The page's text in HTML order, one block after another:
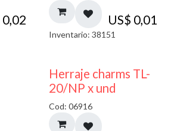
0,02 US$ 0,01
Inventario: 38151
40% DESCUENTO
Herraje charms TL-
20/NP x und
Cod: 06916